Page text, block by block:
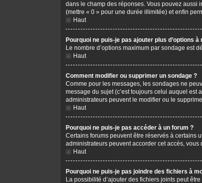
dans le champ des réponses. Vous pouvez aussi
(mettre « 0 » pour une durée illimitée) et enfin
Haut
Pourquoi ne puis-je pas ajouter plus d’options à
Le nombre d’options maximum par sondage est
Haut
Comment modifier ou supprimer un sondage ?
Comme pour les messages, les sondages ne
message du sujet (c’est toujours celui auquel est
administrateurs peuvent le modifier ou le
Haut
Pourquoi ne puis-je pas accéder à un forum ?
Certains forums peuvent être réservés à certains
administrateurs peuvent accorder cet accès, vous
Haut
Pourquoi ne puis-je pas joindre des fichiers à
La possibilité d’ajouter des fichiers joints peut